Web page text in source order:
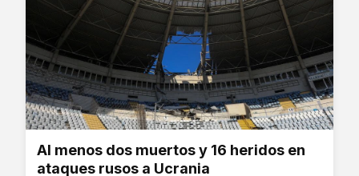
Al menos dos muertos y 16 heridos en
ataques rusos a Ucrania